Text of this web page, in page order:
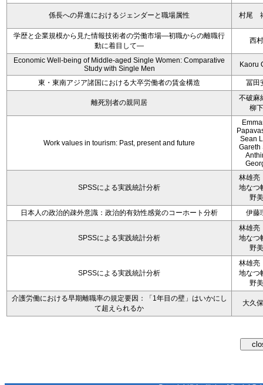
係長への昇進におけるジェンダーと職場属性 村尾
学歴と企業規模から見た情報技術者の労働市場―初職からの離職行
動に着目して―
西
Economic Well-being of Middle-aged Single Women: Comparative
Study with Single Men
Kaoru
東・東南アジア諸国における大卒労働者の賃金構造 冨田
離死別者の親同居
不破麻
柳
Work values in tourism: Past, present and future
Sean
Gareth
SPSSによる実践統計分析
林雄亮
地なつ
野
日本人の政治的疎外意識：政治的有効性感覚のコーホート分析
伊藤
SPSSによる実践統計分析
林雄亮
地なつ
野
SPSSによる実践統計分析
林雄亮
地なつ
野
介護労働における早期離職率の規定要因：「1年目の壁」はいかにし
て超えられるか
大久